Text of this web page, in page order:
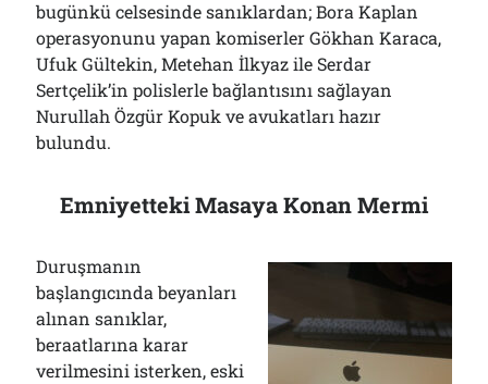
bugünkü celsesinde sanıklardan; Bora Kaplan
operasyonunu yapan komiserler Gökhan Karaca,
Ufuk Gültekin, Metehan İlkyaz ile Serdar
Sertçelik’in polislerle bağlantısını sağlayan
Nurullah Özgür Kopuk ve avukatları hazır
bulundu.
Emniyetteki Masaya Konan Mermi
Duruşmanın
başlangıcında beyanları
alınan sanıklar,
beraatlarına karar
verilmesini isterken, eski